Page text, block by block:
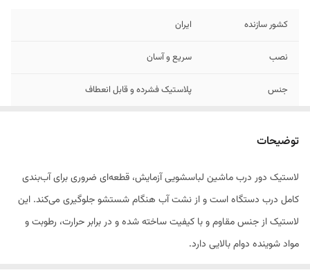
کشور سازنده ایران
نصب سریع و آسان
جنس پلاستیک فشرده و قابل انعطاف
توضیحات
لاستیک دور درب ماشین لباسشویی آزمایش، قطعه‌ای ضروری برای آب‌بندی
کامل درب دستگاه است و از نشت آب هنگام شستشو جلوگیری می‌کند. این
لاستیک از جنس مقاوم و با کیفیت ساخته شده و در برابر حرارت، رطوبت و
مواد شوینده دوام بالایی دارد.